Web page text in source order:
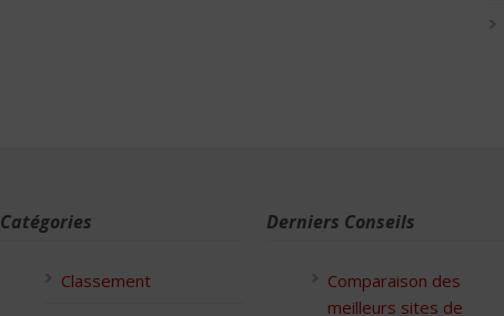
Catégories
Classement
Derniers Conseils
Comparaison des
meilleurs sites de